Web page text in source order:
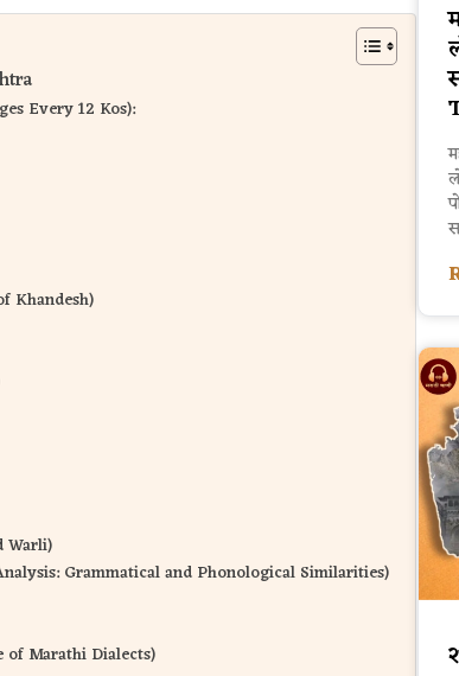
Every 12 Kos):
Khandesh)
Warli)
Analysis: Grammatical and Phonological Similarities)
of Marathi Dialects)